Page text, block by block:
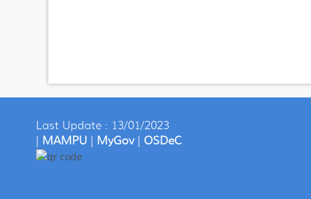
Last Update : 13/01/2023
MAMPU MyGov OSDeC